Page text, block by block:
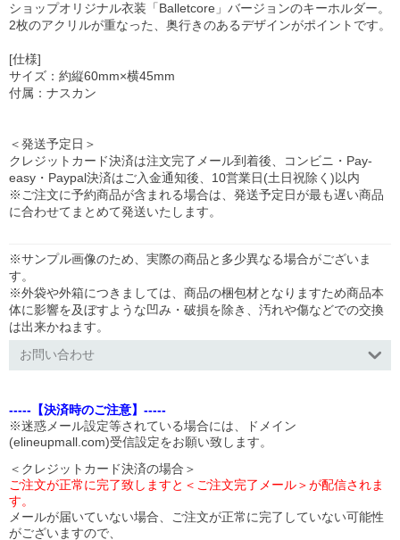
ショップオリジナル衣装「Balletcore」バージョンのキーホルダー。
2枚のアクリルが重なった、奥行きのあるデザインがポイントです。
[仕様]
サイズ：約縦60mm×横45mm
付属：ナスカン
＜発送予定日＞
クレジットカード決済は注文完了メール到着後、コンビニ・Pay-
easy・Paypal決済はご入金通知後、10営業日(土日祝除く)以内
※ご注文に予約商品が含まれる場合は、発送予定日が最も遅い商品
に合わせてまとめて発送いたします。
※サンプル画像のため、実際の商品と多少異なる場合がございま
す。
※外袋や外箱につきましては、商品の梱包材となりますため商品本
体に影響を及ぼすような凹み・破損を除き、汚れや傷などでの交換
は出来かねます。
お問い合わせ
-----【決済時のご注意】-----
※迷惑メール設定等されている場合には、ドメイン
(elineupmall.com)受信設定をお願い致します。
＜クレジットカード決済の場合＞
ご注文が正常に完了致しますと＜ご注文完了メール＞が配信されま
す。
メールが届いていない場合、ご注文が正常に完了していない可能性
がございますので、